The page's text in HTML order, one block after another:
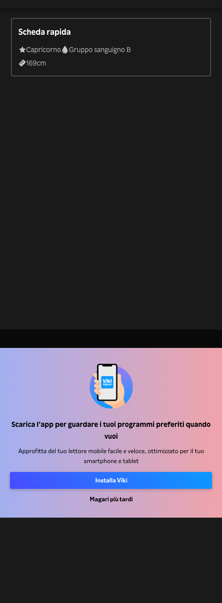
Scarica l’app per guardare i tuoi programmi preferiti quando
vuoi
Approfitta del tuo lettore mobile facile e veloce, ottimizzato per il tuo
smartphone e tablet
Installa Viki
Magari più tardi
Scheda rapida
Capricorno
Gruppo sanguigno B
169cm
Centro assistenza